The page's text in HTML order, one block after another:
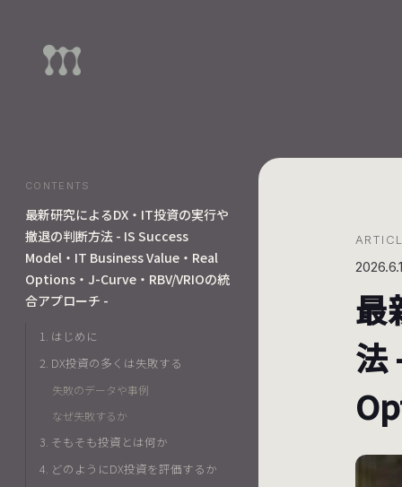
CONTENTS
最新研究によるDX・IT投資の実行や
撤退の判断方法 - IS Success
Model・IT Business Value・Real
Options・J-Curve・RBV/VRIOの統
合アプローチ -
1. はじめに
2. DX投資の多くは失敗する
失敗のデータや事例
なぜ失敗するか
3. そもそも投資とは何か
4. どのようにDX投資を評価するか
2026.6.1
最
法